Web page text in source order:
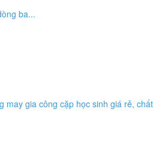
ba...
may gia công cặp học sinh giá rẻ, chất